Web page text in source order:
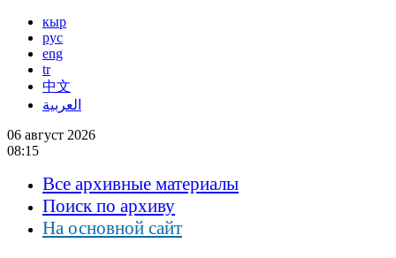
кыр
рус
eng
tr
中文
العربية
06 август 2026
08:15
Все архивные материалы
Поиск по архиву
На основной сайт